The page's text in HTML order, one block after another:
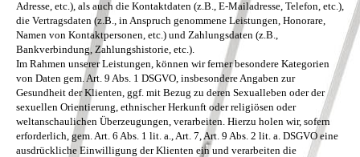
Adresse, etc.), als auch die Kontaktdaten (z.B., E-Mailadresse, Telefon, etc.),
die Vertragsdaten (z.B., in Anspruch genommene Leistungen, Honorare,
Namen von Kontaktpersonen, etc.) und Zahlungsdaten (z.B.,
Bankverbindung, Zahlungshistorie, etc.).
Im Rahmen unserer Leistungen, können wir ferner besondere Kategorien
von Daten gem. Art. 9 Abs. 1 DSGVO, insbesondere Angaben zur
Gesundheit der Klienten, ggf. mit Bezug zu deren Sexualleben oder der
sexuellen Orientierung, ethnischer Herkunft oder religiösen oder
weltanschaulichen Überzeugungen, verarbeiten. Hierzu holen wir, sofern
erforderlich, gem. Art. 6 Abs. 1 lit. a., Art. 7, Art. 9 Abs. 2 lit. a. DSGVO eine
ausdrückliche Einwilligung der Klienten ein und verarbeiten die